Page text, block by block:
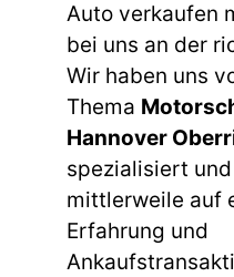
Auto verkaufen
bei uns an der
Wir haben uns
Thema
Hannover
spezialisiert
mittlerweile auf
Erfahrung und